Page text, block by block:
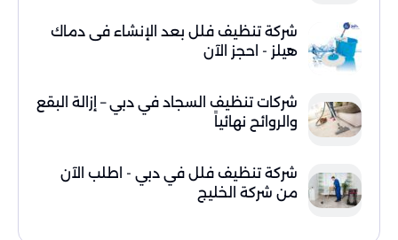
شركة تنظيف فلل بعد الإنشاء فى دماك
هيلز - احجز الآن
شركات تنظيف السجاد في دبي – إزالة البقع
والروائح نهائياً
شركة تنظيف فلل في دبي - اطلب الآن
من شركة الخليج